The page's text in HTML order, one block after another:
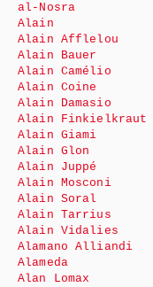
al-Nosra
Alain
Alain Afflelou
Alain Bauer
Alain Camélio
Alain Coine
Alain Damasio
Alain Finkielkraut
Alain Giami
Alain Glon
Alain Juppé
Alain Mosconi
Alain Soral
Alain Tarrius
Alain Vidalies
Alamano Alliandi
Alameda
Alan Lomax